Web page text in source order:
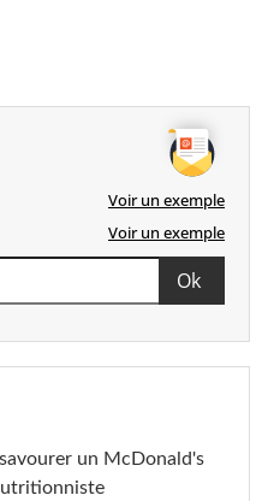
Voir un exemple
Voir un exemple
un McDonald's